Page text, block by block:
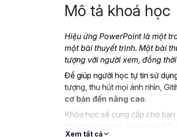
Mô tả khoá học
Hiệu ứng PowerPoint là một
một bài thuyết trình. Một bài
tượng với người xem, đồng
Để giúp người học tự tin sử
tượng, thu hút mọi ánh nhìn,
cơ bản đến nâng cao.
Khóa học sẽ cung cấp cho
trên Powerpoint, áp dụng với
Xem tất cả